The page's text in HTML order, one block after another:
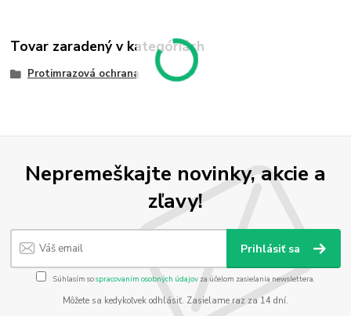
Tovar zaradený v kategóriách
Protimrazová ochrana
Nepremeškajte novinky, akcie a
zľavy!
Prihlásiť sa
Súhlasím sospracovaním osobných údajov za účelom zasielania newslettera.
Môžete sa kedykoľvek odhlásiť. Zasielame raz za 14 dní.